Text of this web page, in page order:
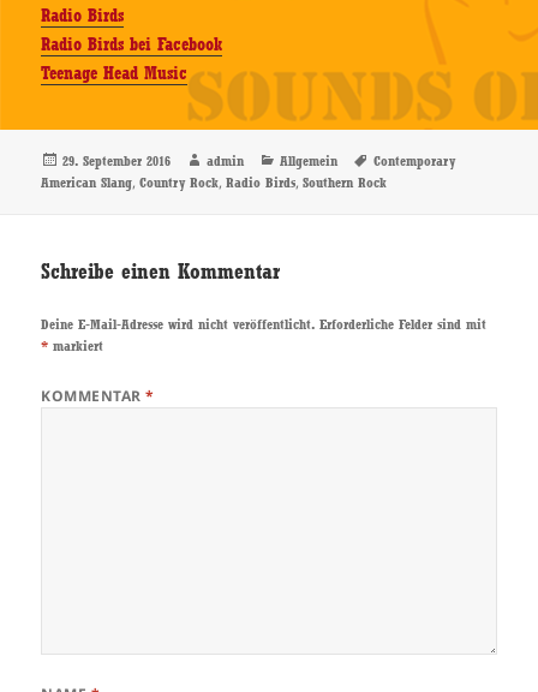
Radio Birds
Radio Birds bei Facebook
Teenage Head Music
Veröffentlicht
am
29. September 2016 Autor
admin Kategorien
Allgemein Schlagwörter
Contemporary
American Slang,Country Rock,Radio Birds,Southern Rock
Schreibe einen Kommentar
Deine E-Mail-Adresse wird nicht veröffentlicht. Erforderliche Felder sind mit
* markiert
KOMMENTAR*